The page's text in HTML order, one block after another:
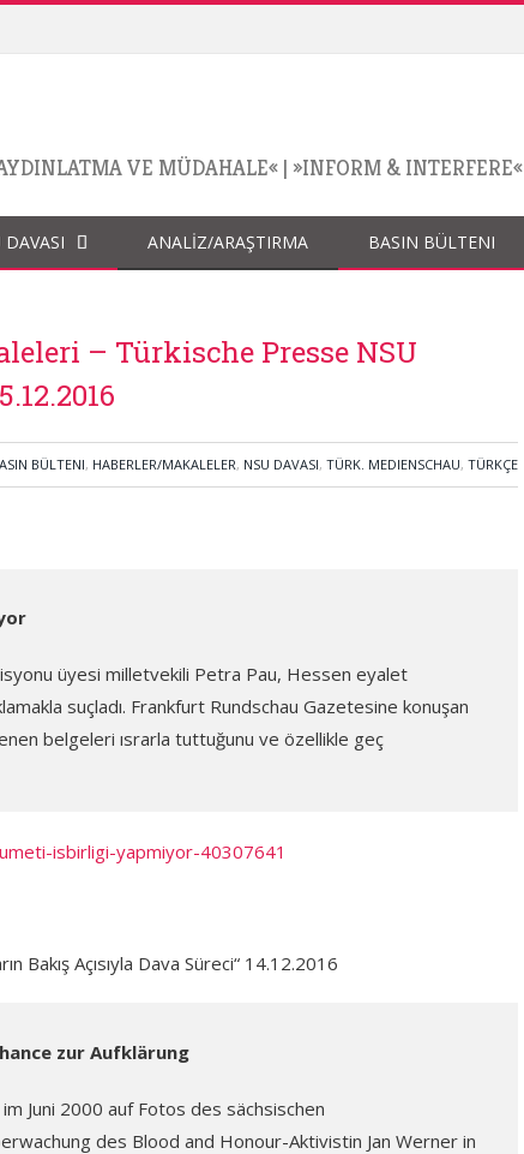
VE MÜDAHALE« | »INFORM & INTERFERE«
DAVASI ANALİZ/ARAŞTIRMA BASIN BÜLTENI
– Türkische Presse NSU
BÜLTENI, HABERLER/MAKALELER, NSU DAVASI, TÜRK. MEDIENSCHAU, TÜRKÇE
üyesi milletvekili Petra Pau, Hessen eyalet
suçladı. Frankfurt Rundschau Gazetesine konuşan
belgeleri ısrarla tuttuğunu ve özellikle geç
isbirligi-yapmiyor-40307641
Bakış Açısıyla Dava Süreci“ 14.12.2016
zur Aufklärung
Juni 2000 auf Fotos des sächsischen
des Blood and Honour-Aktivistin Jan Werner in